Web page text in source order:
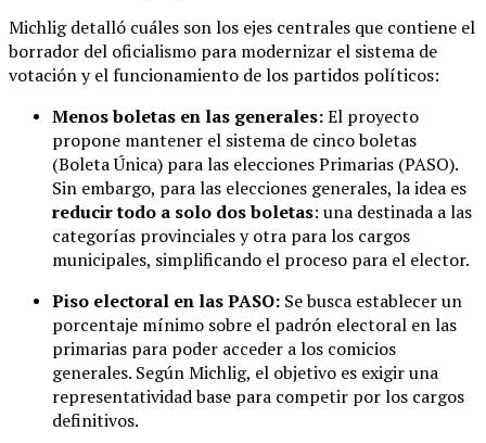
Michlig detalló cuáles son los ejes centrales que contiene el
borrador del oficialismo para modernizar el sistema de
votación y el funcionamiento de los partidos políticos:
Menos boletas en las generales:El proyecto
propone mantener el sistema de cinco boletas
(Boleta Única) para las elecciones Primarias (PASO).
Sin embargo, para las elecciones generales, la idea es
reducir todo a solo dos boletas: una destinada a las
categorías provinciales y otra para los cargos
municipales, simplificando el proceso para el elector.
Piso electoral en las PASO: Se busca establecer un
porcentaje mínimo sobre el padrón electoral en las
primarias para poder acceder a los comicios
generales. Según Michlig, el objetivo es exigir una
representatividad base para competir por los cargos
definitivos.